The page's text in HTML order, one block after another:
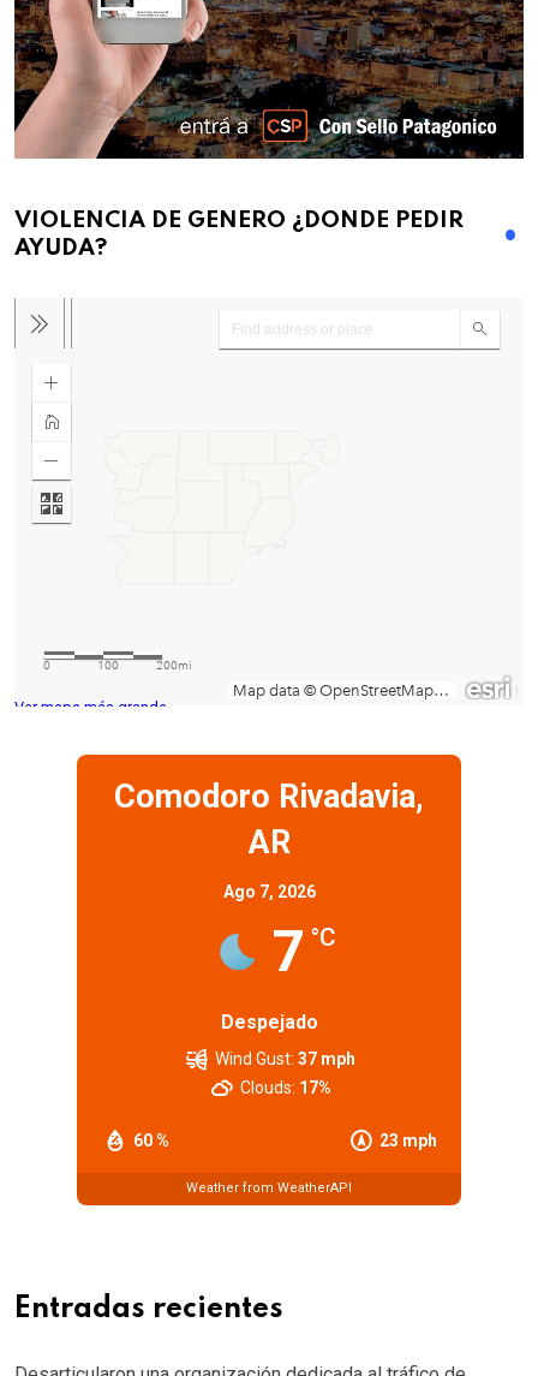
VIOLENCIA DE GENERO ¿DONDE PEDIR
AYUDA?
Ver mapa más grande
Comodoro Rivadavia,
AR
Ago 7, 2026
7 °C
Despejado
60 % 23 mph
Wind Gust: 37 mph
Clouds: 17%
Weather from WeatherAPI
Entradas recientes